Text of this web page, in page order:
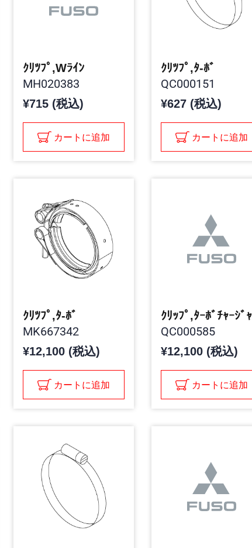
ｸﾘﾂﾌﾟ,Wﾗｲﾝ
MH020383
¥715 (税込)
カートに追加
ｸﾘﾂﾌﾟ,ﾀ-ﾎﾞ
QC000151
¥627 (税込)
カートに追加
ｸﾘﾂﾌﾟ,ﾀ-ﾎﾞ
MK667342
¥12,100 (税込)
カートに追加
ｸﾘｯﾌﾟ,ﾀｰﾎﾞﾁｬｰｼﾞｬ
QC000585
¥12,100 (税込)
カートに追加